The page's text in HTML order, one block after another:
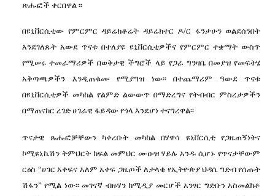
ጽሑፎች ቀርበዋል ፡፡
በዩኒቨርሲቲው የምርምር ዳይሬክቶሬት ዳይሬክተር ዶ/ር ፋንታሁን ወልደሰንበት
እንደገለጹት አውደ ጥናቱ በተለያዩ ዩኒቨርሲቲዎችና የምርምር ተቋማት ውስጥ
የሚሠሩ ተመራማሪዎች በወቅታዊ ችግሮች ላይ የጋራ ግንዛቤ በመያዝ የመፍትሄ
አቅጣጫዎችን
እንዲጠቁሙ የሚያግዝ ነው፡፡ በተጨማሪም ዓውደ
ጥናቱ
በዩኒቨርሲቲዎች መካከል የልምድ ልውውጥ በማድረግና የትብብር ምስረታዎችን
በማጠናከር ረገድ ሀገራዊ ፋይዳው የጎላ እንደሆነ ተናግረዋል፡፡
ጥናታዊ ጹሑፎቻቸውን ካቀረቡት መካከል በሃዋሳ ዩኒቨርሲቲ
የጋዜጠኝነትና
ኮሚዩኒኬሽን ትምህርት ክፍል መምህር ሙዑዝ ሃይሉ አንዱ ሲሆኑ የጥናታቸውም
ርዕስ “ሀገር አቀፍና አለም አቀፍ ጋዜጦች ለታላቁ የኢትዮጵያ ህዳሴ ግድብ የሰጡት
ሽፋን”የሚል ነው፡፡ መገናኛ ብዙሃን ከሚዲያ መርሆች አንፃር ግድቡን አስመልክቶ